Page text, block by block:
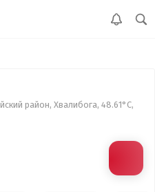
район, Хвалибога, 48.61°С,